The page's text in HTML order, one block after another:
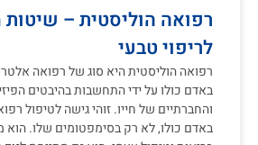
רפואה הוליסטית – שיטות
לריפוי טבעי
רפואה הוליסטית היא סוג של רפואה
באדם כולו על ידי התחשבות בהיבטים
והחברתיים של חייו. זוהי גישה לטיפול
באדם כולו, לא רק בסימפטומים שלו. הוא